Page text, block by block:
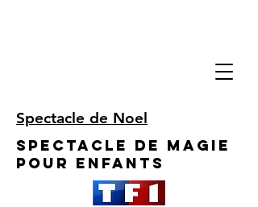
Spectacle de Noel
Spectacle de Magie
pour enfants